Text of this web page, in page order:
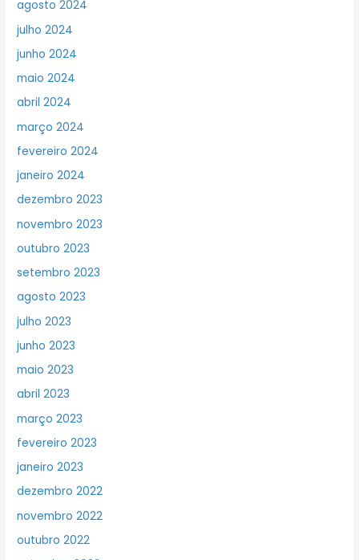
agosto 2024
julho 2024
junho 2024
maio 2024
abril 2024
março 2024
fevereiro 2024
janeiro 2024
dezembro 2023
novembro 2023
outubro 2023
setembro 2023
agosto 2023
julho 2023
junho 2023
maio 2023
abril 2023
março 2023
fevereiro 2023
janeiro 2023
dezembro 2022
novembro 2022
outubro 2022